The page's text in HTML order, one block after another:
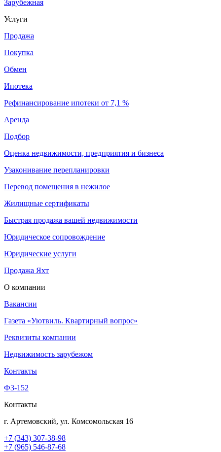
Зарубежная
Услуги
Продажа
Покупка
Обмен
Ипотека
Рефинансирование ипотеки от 7,1 %
Аренда
Подбор
Оценка недвижимости, предприятия и бизнеса
Узаконивание перепланировки
Перевод помещения в нежилое
Жилищные сертификаты
Быстрая продажа вашей недвижимости
Юридическое сопровождение
Юридические услуги
Продажа Яхт
О компании
Вакансии
Газета «Уютвиль. Квартирный вопрос»
Реквизиты компании
Недвижимость зарубежом
Контакты
Ф3-152
Контакты
г. Артемовский, ул. Комсомольская 16
+7 (343) 307-38-98
+7 (965) 546-87-68